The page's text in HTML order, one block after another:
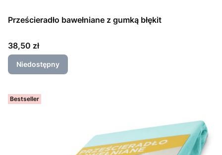
Prześcieradło bawełniane z gumką błękit
Cena
38,50 zł
Niedostępny
Bestseller